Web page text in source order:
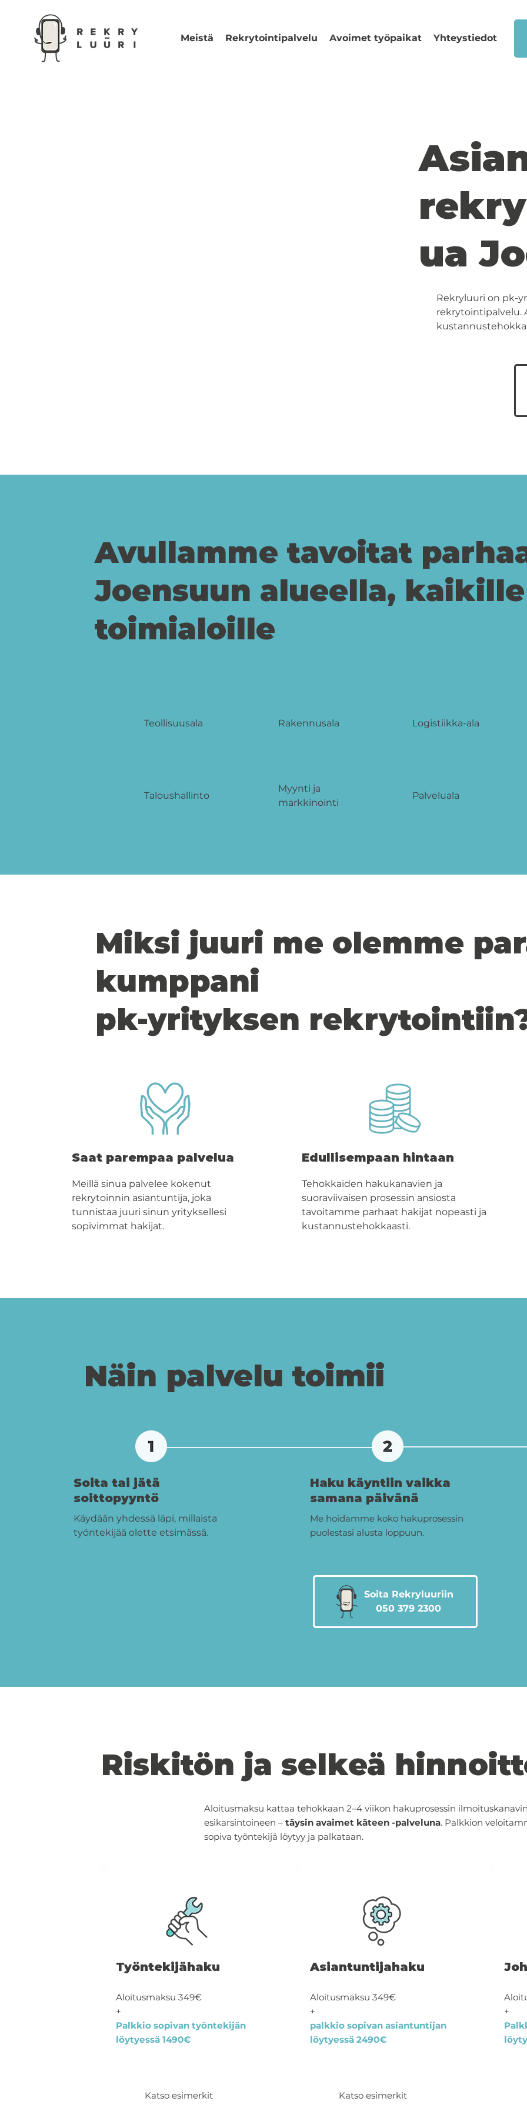
Meistä Rekrytointipalvelu Avoimet työpaikat Yhteystiedot
ua
Rekryluuri on pk-
rekrytointipalvelu.
Avullamme tavoitat
Joensuun alueella, kaikille
toimialoille
Teollisuusala Rakennusala Logistiikka-ala
Taloushallinto
Myynti ja
markkinointi
Palveluala
Miksi juuri me olemme
kumppani
pk-yrityksen
Meillä sinua palvelee kokenut
rekrytoinnin asiantuntija, joka
tunnistaa juuri sinun yrityksellesi
sopivimmat hakijat.
Saat parempaa palvelua
Tehokkaiden hakukanavien ja
suoraviivaisen prosessin ansiosta
tavoitamme parhaat hakijat nopeasti ja
kustannustehokkaasti.
Edullisempaan hintaan
Näin palvelu toimii
Soita tai jätä
soittopyyntö
Käydään yhdessä läpi, millaista
työntekijää olette etsimässä.
Haku käyntiin vaikka
samana päivänä
Me hoidamme koko hakuprosessin
puolestasi alusta loppuun.
Soita Rekryluuriin
050 379 2300
Riskitön ja selkeä
Aloitusmaksu kattaa tehokkaan 2–4 viikon hakuprosessin
esikarsintoineen – täysin avaimet käteen -palveluna. Palkkion
sopiva työntekijä löytyy ja palkataan.
Työntekijähaku
Aloitusmaksu 349€
+
Palkkio sopivan työntekijän
löytyessä 1490€
Katso esimerkit
Asiantuntijahaku
Aloitusmaksu 349€
+
palkkio sopivan asiantuntijan
löytyessä 2490€
Katso esimerkit
+